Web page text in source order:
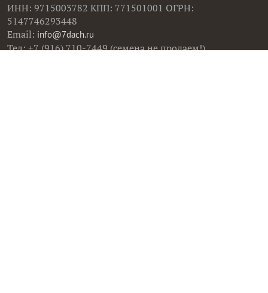
ИНН: 9715003782 КПП: 771501001 ОГРН:
5147746293448
Email: info@7dach.ru
Тел: +7 (916) 710-7449 (семена не продаем!)